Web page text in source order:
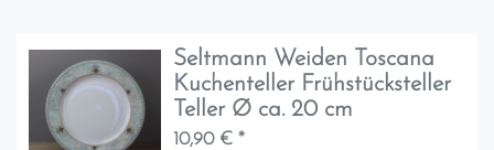
Seltmann Weiden Toscana
Kuchenteller Frühstücksteller
Teller Ø ca. 20 cm
10,90 € *